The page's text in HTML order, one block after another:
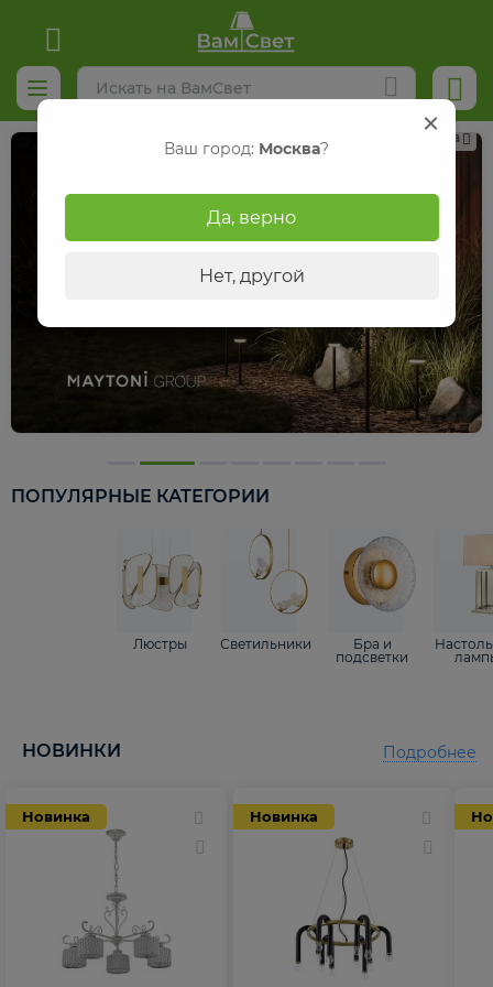
Реклама
ПОПУЛЯРНЫЕ КАТЕГОРИИ
Люстры Светильники
Бра и
подсветки
НОВИНКИ
Новинка Новинка
Подробнее
Ваш город: Москва?
Да, верно
Нет, другой